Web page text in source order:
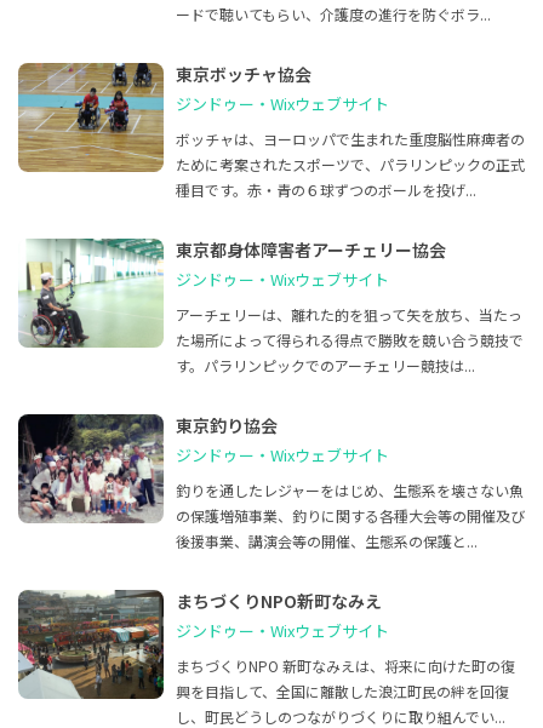
ードで聴いてもらい、介護度の進行を防ぐボラ...
東京ボッチャ協会
ジンドゥー・Wixウェブサイト
ボッチャは、ヨーロッパで生まれた重度脳性麻痺者の
ために考案されたスポーツで、パラリンピックの正式
種目です。赤・青の６球ずつのボールを投げ...
東京都身体障害者アーチェリー協会
ジンドゥー・Wixウェブサイト
アーチェリーは、離れた的を狙って矢を放ち、当たっ
た場所によって得られる得点で勝敗を競い合う競技で
す。パラリンピックでのアーチェリー競技は...
東京釣り協会
ジンドゥー・Wixウェブサイト
釣りを通したレジャーをはじめ、生態系を壊さない魚
の保護増殖事業、釣りに関する各種大会等の開催及び
後援事業、講演会等の開催、生態系の保護と...
まちづくりNPO新町なみえ
ジンドゥー・Wixウェブサイト
まちづくりNPO 新町なみえは、将来に向けた町の復
興を目指して、全国に離散した浪江町民の絆を回復
し、町民どうしのつながりづくりに取り組んでい...